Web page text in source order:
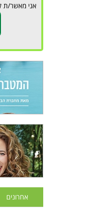
אני מאשר/ת
אחרונים